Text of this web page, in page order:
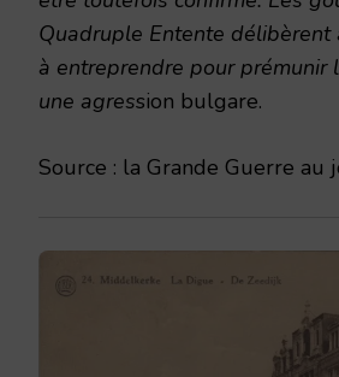
Quadruple Entente délibèrent
à entreprendre pour prémunir
une agression bulgare.
Source : la Grande Guerre au